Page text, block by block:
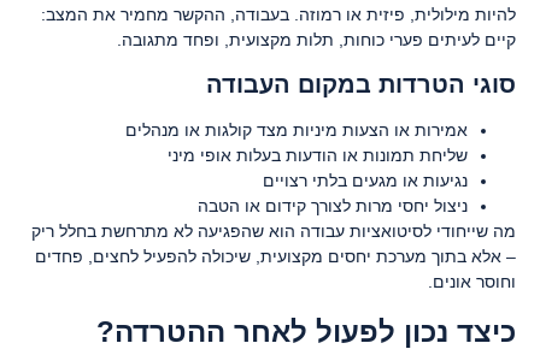
להיות מילולית, פיזית או רמוזה. בעבודה, ההקשר מחמיר את המצב:
קיים לעיתים פערי כוחות, תלות מקצועית, ופחד מתגובה.
סוגי הטרדות במקום העבודה
אמירות או הצעות מיניות מצד קולגות או מנהלים
שליחת תמונות או הודעות בעלות אופי מיני
נגיעות או מגעים בלתי רצויים
ניצול יחסי מרות לצורך קידום או הטבה
מה שייחודי לסיטואציות עבודה הוא שהפגיעה לא מתרחשת בחלל ריק
– אלא בתוך מערכת יחסים מקצועית, שיכולה להפעיל לחצים, פחדים
וחוסר אונים.
כיצד נכון לפעול לאחר ההטרדה?